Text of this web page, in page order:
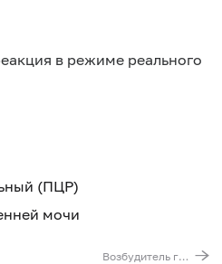
в режиме реального
(ПЦР)
мочи
Возбудитель гранулоцитарного анаплазмоза человека (Anaplasma phagocytophilum), ДНК [реал-тайм ПЦР]